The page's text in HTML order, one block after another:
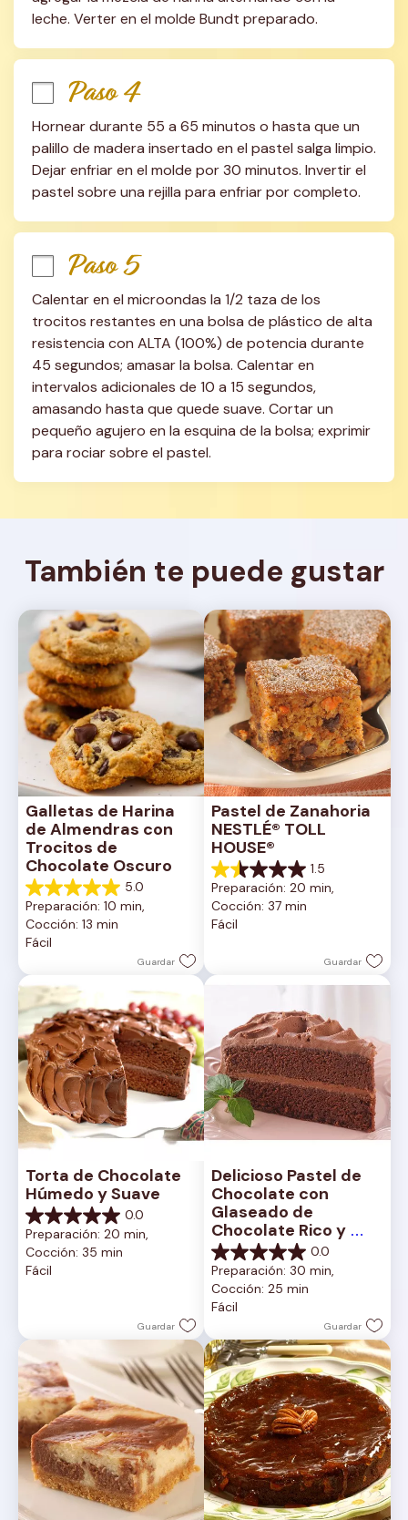
leche. Verter en el molde Bundt preparado.
Paso 4
Hornear durante 55 a 65 minutos o hasta que un
palillo de madera insertado en el pastel salga limpio.
Dejar enfriar en el molde por 30 minutos. Invertir el
pastel sobre una rejilla para enfriar por completo.
Paso 5
Calentar en el microondas la 1/2 taza de los
trocitos restantes en una bolsa de plástico de alta
resistencia con ALTA (100%) de potencia durante
45 segundos; amasar la bolsa. Calentar en
intervalos adicionales de 10 a 15 segundos,
amasando hasta que quede suave. Cortar un
pequeño agujero en la esquina de la bolsa; exprimir
para rociar sobre el pastel.
También te puede gustar
Galletas de Harina
de Almendras con
Trocitos de
Chocolate Oscuro
5.0
5.0
de
5
estrellas.
reseña
Preparación: 10 min,
Cocción: 13 min
Fácil
Guardar
Pastel de Zanahoria
NESTLÉ® TOLL
HOUSE®
1.5
1.5
de
5
estrellas.
Preparación: 20 min,
Cocción: 37 min
Fácil
Guardar
Torta de Chocolate
Húmedo y Suave
0.0
0.0
de
5
estrellas.
Preparación: 20 min,
Cocción: 35 min
Fácil
Guardar
Delicioso Pastel de
Chocolate con
Glaseado de
Chocolate Rico y
Cremoso
0.0
0.0
de
5
estrellas.
Preparación: 30 min,
Cocción: 25 min
Fácil
Guardar